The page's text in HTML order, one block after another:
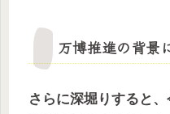
万博推進の背景
さらに深堀りすると